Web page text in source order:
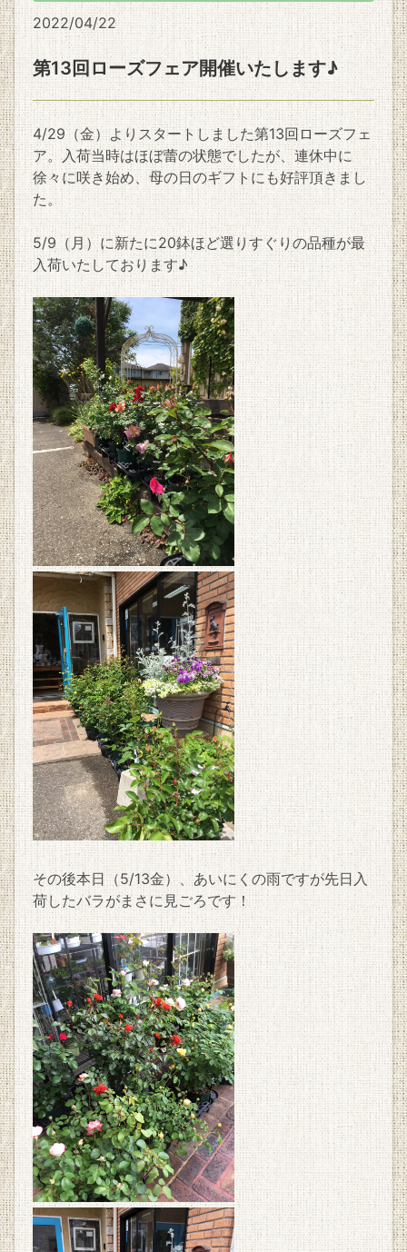
2022/04/22
第13回ローズフェア開催いたします♪
4/29（金）よりスタートしました第13回ローズフェ
ア。入荷当時はほぼ蕾の状態でしたが、連休中に
徐々に咲き始め、母の日のギフトにも好評頂きまし
た。
5/9（月）に新たに20鉢ほど選りすぐりの品種が最
入荷いたしております♪
その後本日（5/13金）、あいにくの雨ですが先日入
荷したバラがまさに見ごろです！